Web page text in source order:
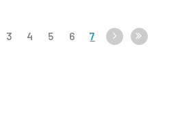
3 4 5 6 7